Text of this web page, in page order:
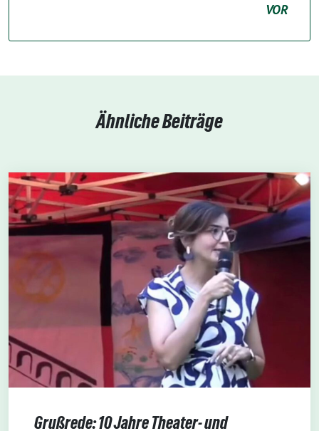
VOR
Ähnliche Beiträge
Grußrede: 10 Jahre Theater- und